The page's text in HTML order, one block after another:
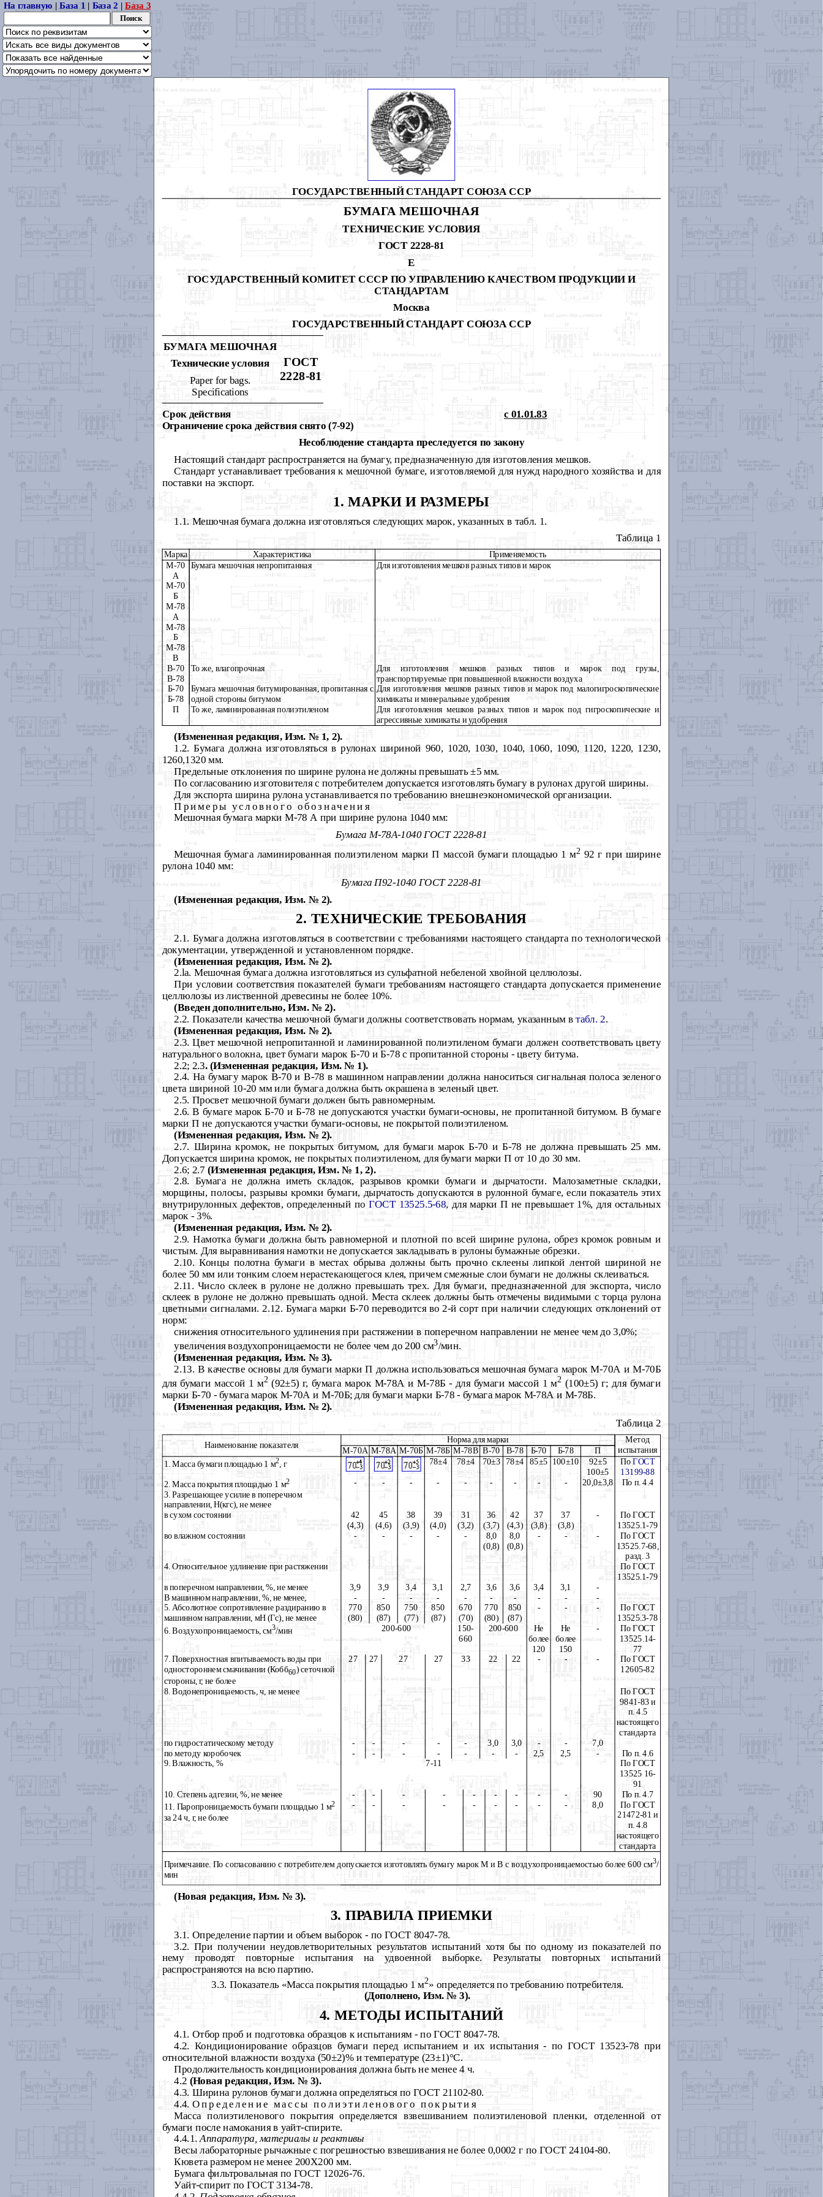
На главную |База 1 | База 2 |База 3
ГОСУДАРСТВЕННЫЙ СТАНДАРТ СОЮЗА ССР
БУМАГА МЕШОЧНАЯ
ТЕХНИЧЕСКИЕ УСЛОВИЯ
ГОСТ 2228-81
Е
ГОСУДАРСТВЕННЫЙ КОМИТЕТ СССР ПО УПРАВЛЕНИЮ КАЧЕСТВОМ ПРОДУКЦИИ И
СТАНДАРТАМ
Москва
ГОСУДАРСТВЕННЫЙ СТАНДАРТ СОЮЗА ССР
БУМАГА МЕШОЧНАЯ
Технические условия
Paper for bags.
Specifications
ГОСТ
2228-81
Срок действия
с 01.01.83
Ограничение срока действия снято (7-92)
Несоблюдение стандарта преследуется по закону
Настоящий стандарт распространяется на бумагу, предназначенную для изготовления мешков.
Стандарт устанавливает требования к мешочной бумаге, изготовляемой для нужд народного хозяйства и для
поставки на экспорт.
1. МАРКИ И РАЗМЕРЫ
1.1. Мешочная бумага должна изготовляться следующих марок, указанных в табл. 1.
Таблица 1
Марка Характеристика
Применяемость
М-70
А
Бумага мешочная непропитанная Для изготовления мешков разных типов и марок
М-70
Б
М-78
А
М-78
Б
М-78
В
В-70 То же, влагопрочная Для изготовления мешков разных типов и марок под грузы,
транспортируемые при повышенной влажности воздуха
В-78
Б-70
Бумага мешочная битумированная, пропитанная с
одной стороны битумом
Для изготовления мешков разных типов и марок под малогигроскопические
химикаты и минеральные удобрения
Б-78
П
То же, ламинированная полиэтиленом
Для изготовления мешков разных типов и марок под гигроскопические и
агрессивные химикаты и удобрения
(Измененная редакция, Изм. № 1, 2).
1.2. Бумага должна изготовляться в рулонах шириной 960, 1020, 1030, 1040, 1060, 1090, 1120, 1220, 1230,
1260,1320 мм.
Предельные отклонения по ширине рулона не должны превышать ±5 мм.
По согласованию изготовителя с потребителем допускается изготовлять бумагу в рулонах другой ширины.
Для экспорта ширина рулона устанавливается по требованию внешнеэкономической организации.
Примеры условного обозначения
Мешочная бумага марки М-78 А при ширине рулона 1040 мм:
Бумага М-78А-1040 ГОСТ 2228-81
Мешочная бумага ламинированная полиэтиленом марки П массой бумаги площадью 1 м2 92 г при ширине
рулона 1040 мм:
Бумага П92-1040 ГОСТ 2228-81
(Измененная редакция, Изм. № 2).
2. ТЕХНИЧЕСКИЕ ТРЕБОВАНИЯ
2.1. Бумага должна изготовляться в соответствии с требованиями настоящего стандарта по технологической
документации, утвержденной и установленном порядке.
(Измененная редакция, Изм. № 2).
2.la. Мешочная бумага должна изготовляться из сульфатной небеленой хвойной целлюлозы.
При условии соответствия показателей бумаги требованиям настоящего стандарта допускается применение
целлюлозы из лиственной древесины не более 10%.
(Введен дополнительно, Изм. № 2).
2.2. Показатели качества мешочной бумаги должны соответствовать нормам, указанным втабл. 2.
(Измененная редакция, Изм. № 2).
2.3. Цвет мешочной непропитанной и ламинированной полиэтиленом бумаги должен соответствовать цвету
натурального волокна, цвет бумаги марок Б-70 и Б-78 с пропитанной стороны - цвету битума.
2.2; 2.3. (Измененная редакция, Изм. № 1).
2.4. На бумагу марок В-70 и В-78 в машинном направлении должна наноситься сигнальная полоса зеленого
цвета шириной 10-20 мм или бумага должна быть окрашена в зеленый цвет.
2.5. Просвет мешочной бумаги должен быть равномерным.
2.6. В бумаге марок Б-70 и Б-78 не допускаются участки бумаги-основы, не пропитанной битумом. В бумаге
марки П не допускаются участки бумаги-основы, не покрытой полиэтиленом.
(Измененная редакция, Изм. № 2).
2.7. Ширина кромок, не покрытых битумом, для бумаги марок Б-70 и Б-78 не должна превышать 25 мм.
Допускается ширина кромок, не покрытых полиэтиленом, для бумаги марки П от 10 до 30 мм.
2.6; 2.7 (Измененная редакция, Изм. № 1, 2).
2.8. Бумага не должна иметь складок, разрывов кромки бумаги и дырчатости. Малозаметные складки,
морщины, полосы, разрывы кромки бумаги, дырчатость допускаются в рулонной бумаге, если показатель этих
внутрирулонных дефектов, определенный поГОСТ 13525.5-68, для марки П не превышает 1%, для остальных
марок - 3%.
(Измененная редакция, Изм. № 2).
2.9. Намотка бумаги должна быть равномерной и плотной по всей ширине рулона, обрез кромок ровным и
чистым. Для выравнивания намотки не допускается закладывать в рулоны бумажные обрезки.
2.10. Концы полотна бумаги в местах обрыва должны быть прочно склеены липкой лентой шириной не
более 50 мм или тонким слоем нерастекающегося клея, причем смежные слои бумаги не должны склеиваться.
2.11. Число склеек в рулоне не должно превышать трех. Для бумаги, предназначенной для экспорта, число
склеек в рулоне не должно превышать одной. Места склеек должны быть отмечены видимыми с торца рулона
цветными сигналами. 2.12. Бумага марки Б-70 переводится во 2-й сорт при наличии следующих отклонений от
норм:
снижения относительного удлинения при растяжении в поперечном направлении не менее чем до 3,0%;
увеличения воздухопроницаемости не более чем до 200 см3/мин.
(Измененная редакция, Изм. № 3).
2.13. В качестве основы для бумаги марки П должна использоваться мешочная бумага марок М-70А и М-70Б
для бумаги массой 1 м2(92±5) г, бумага марок М-78А и М-78Б - для бумаги массой 1 м2 (100±5) г; для бумаги
марки Б-70 - бумага марок М-70А и М-70Б; для бумаги марки Б-78 - бумага марок М-78А и М-78Б.
(Измененная редакция, Изм. № 2).
Таблица 2
Наименование показателя
Норма для марки Метод
испытания
М-70А М-78А М-70Б М-78Б М-78В В-70 В-78 Б-70 Б-78 П
1. Масса бумаги площадью 1 м2, г 78±4 78±4 70±3 78±4 85±5 100±10 92±5
100±5
ПоГОСТ
13199-88
2. Масса покрытия площадью 1 м2 - - - - - - - - - 20,0±3,8
По п. 4.4
3. Разрешающее усилие в поперечном
направлении, Н(кгс), не менее
в сухом состоянии
42
(4,3)
45
(4,6)
38
(3,9)
39
(4,0)
31
(3,2)
36
(3,7)
42
(4,3)
37
(3,8)
37
(3,8)
-
По ГОСТ
13525.1-79
во влажном состоянии - - - - -
8,0
(0,8)
8,0
(0,8)
- - -
По ГОСТ
13525.7-68,
разд. 3
4. Относительное удлинение при растяжении
По ГОСТ
13525.1-79
в поперечном направлении, %, не менее
3,9 3,9 3,4 3,1 2,7 3,6 3,6 3,4 3,1
-
В машинном направлении, %, не менее,
- - - - - - - - -
-
5. Абсолютное сопротивление раздиранию в
машинном направлении, мН (Гс), не менее
770
(80)
850
(87)
750
(77)
850
(87)
670
(70)
770
(80)
850
(87)
- - - По ГОСТ
13525.3-78
6. Воздухопроницаемость, см3/мин 200-600
150-
660
200-600
Не
более
120
Не
более
150
-
По ГОСТ
13525.14-
77
7. Поверхностная впитываемость воды при
одностороннем смачивании (Кобб60) сеточной
стороны, г, не более
27 27 27 27 33 22 22 - - -
По ГОСТ
12605-82
8. Водонепроницаемость, ч, не менее ПоГОСТ
9841-83и
п. 4.5
настоящего
стандарта
по гидростатическому методу
- - - - - 3,0 3,0 - - 7,0
по методу коробочек - - - - - - - 2,5 2,5 -
По п. 4.6
9. Влажность, %
7-11
По ГОСТ
13525 16-
91
10. Степень адгезии, %, не менее
- - - - - - - - - 90
По п. 4.7
11. Паропроницаемость бумаги площадью 1 м2
за 24 ч, г, не более
- - - - - - - - - 8,0 ПоГОСТ
21472-81 и
п. 4.8
настоящего
стандарта
Примечание. По согласованию с потребителем допускается изготовлять бумагу марок М и В с воздухопроницаемостью более 600 см3/
мин
(Новая редакция, Изм. № 3).
3. ПРАВИЛА ПРИЕМКИ
3.1. Определение партии и объем выборок - по ГОСТ 8047-78.
3.2. При получении неудовлетворительных результатов испытаний хотя бы по одному из показателей по
нему проводят повторные испытания на удвоенной выборке. Результаты повторных испытаний
распространяются на всю партию.
3.3. Показатель «Масса покрытия площадью 1 м2» определяется по требованию потребителя.
(Дополнено, Изм. № 3).
4. МЕТОДЫ ИСПЫТАНИЙ
4.1. Отбор проб и подготовка образцов к испытаниям - по ГОСТ 8047-78.
4.2. Кондиционирование образцов бумаги перед испытанием и их испытания - по ГОСТ 13523-78 при
относительной влажности воздуха (50±2)% и температуре (23±1)°С.
Продолжительность кондиционирования должна быть не менее 4 ч.
4.2 (Новая редакция, Изм. № 3).
4.3. Ширина рулонов бумаги должна определяться по ГОСТ 21102-80.
4.4. Определение массы полиэтиленового покрытия
Масса полиэтиленового покрытия определяется взвешиванием полиэтиленовой пленки, отделенной от
бумаги после намокания в уайт-спирите.
4.4.1.Аппаратура, материалы и реактивы
Весы лабораторные рычажные с погрешностью взвешивания не более 0,0002 г по ГОСТ 24104-80.
Кювета размером не менее 200Х200 мм.
Бумага фильтровальная по ГОСТ 12026-76.
Уайт-спирит по ГОСТ 3134-78.